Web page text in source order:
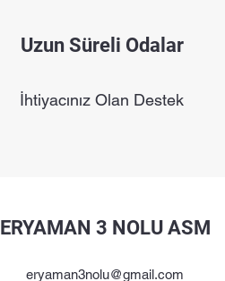
Uzun Süreli Odalar
İhtiyacınız Olan Destek
ERYAMAN 3 NOLU ASM
eryaman3nolu@gmail.com